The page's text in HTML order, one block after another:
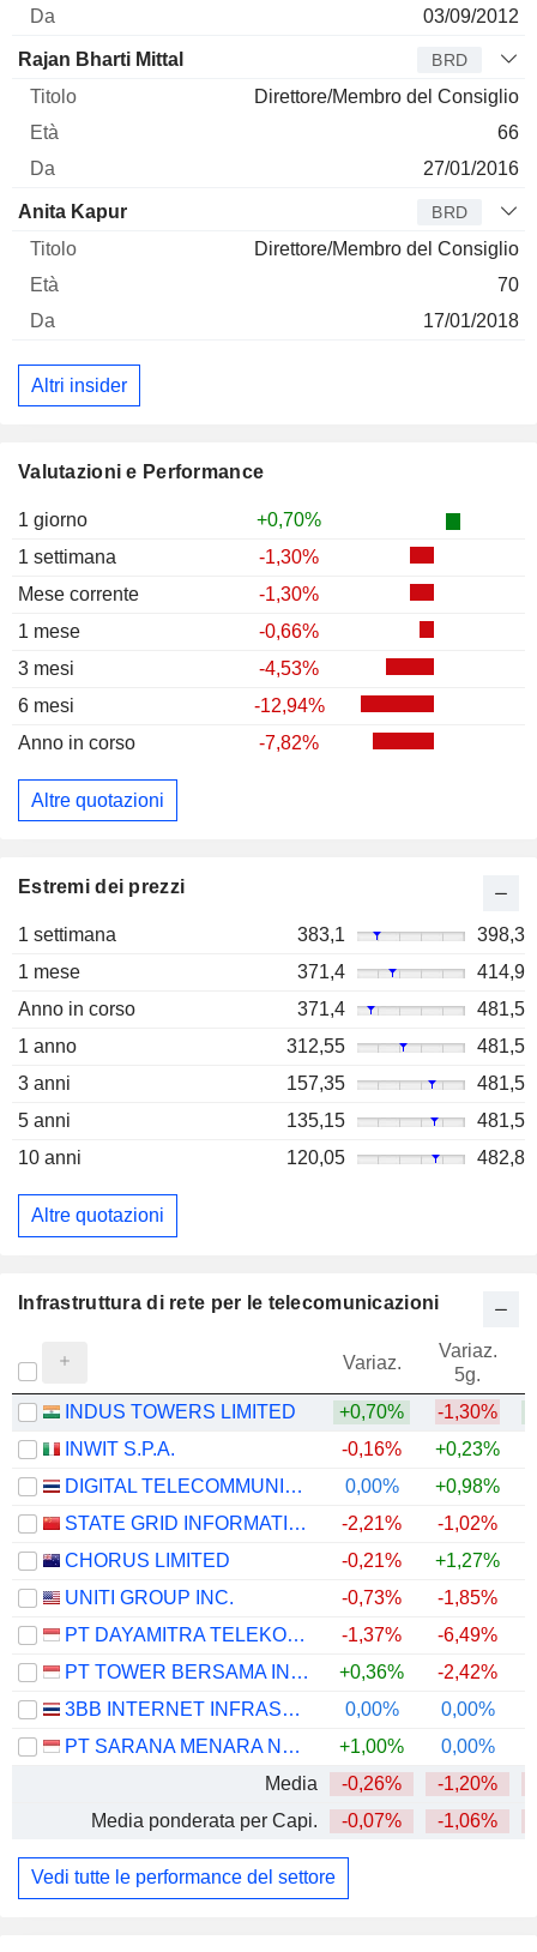
Valutazioni e Performance
1 giorno
+0,70%
1 settimana
-1,30%
Mese corrente
-1,30%
1 mese
-0,66%
3 mesi
-4,53%
6 mesi
-12,94%
Anno in corso
-7,82%
Altre quotazioni
Estremi dei prezzi
1 settimana 383,1
398,3
1 mese
371,4
414,9
Anno in corso
371,4
481,5
1 anno
312,55
481,5
3 anni
157,35
481,5
5 anni
135,15
481,5
10 anni
120,05 482,8
Altre quotazioni
03/09/2012
Rajan Bharti Mittal BRD
Direttore/Membro del Consiglio
66
27/01/2016
Anita Kapur BRD
Direttore/Membro del Consiglio
70
17/01/2018
Altri insider
Infrastruttura di rete per le telecomunicazioni
Variaz.
Variaz.
5g.
INDUS TOWERS LIMITED +0,70% -1,30%
INWIT S.P.A.
-0,16% +0,23%
DIGITAL TELECOMMUNICATIONS INFRASTRUCTURE FUND
0,00% +0,98%
STATE GRID INFORMATION & COMMUNICATION CO., LTD.
-2,21% -1,02%
CHORUS LIMITED
-0,21% +1,27%
UNITI GROUP INC.
-0,73% -1,85%
PT DAYAMITRA TELEKOMUNIKASI TBK.
-1,37% -6,49%
PT TOWER BERSAMA INFRASTRUCTURE TBK
+0,36% -2,42%
3BB INTERNET INFRASTRUCTURE FUND
0,00% 0,00%
PT SARANA MENARA NUSANTARA TBK.
+1,00% 0,00%
Media
-0,26% -1,20%
Media ponderata per Capi.
-0,07% -1,06%
Vedi tutte le performance del settore